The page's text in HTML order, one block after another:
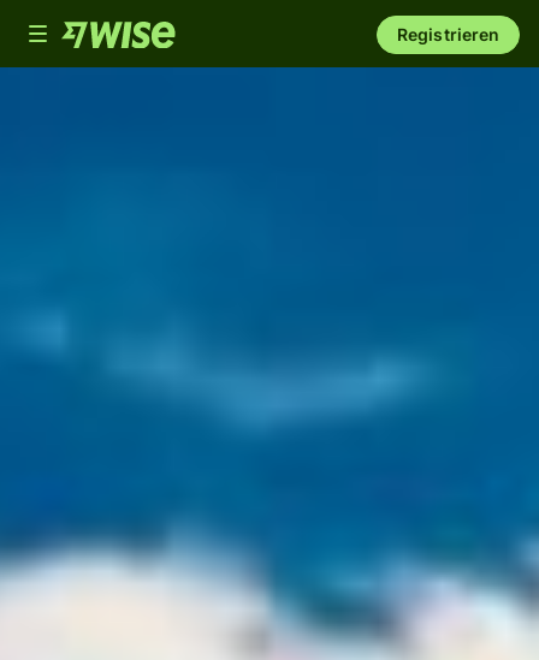
Toggle
navigation
Registrieren